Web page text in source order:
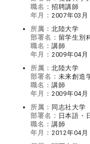
職名： 招聘講師
年月： 2007年03月
所属： 北陸大学
部署名： 留学生別
職名： 講師
年月： 2009年04月
所属： 北陸大学
部署名： 未来創造
職名： 講師
年月： 2009年04月
所属： 同志社大学
部署名： 日本語・
職名： 講師
年月： 2012年04月